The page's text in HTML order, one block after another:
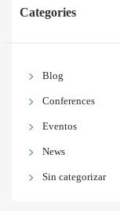
Categories
Blog
Conferences
Eventos
News
Sin categorizar